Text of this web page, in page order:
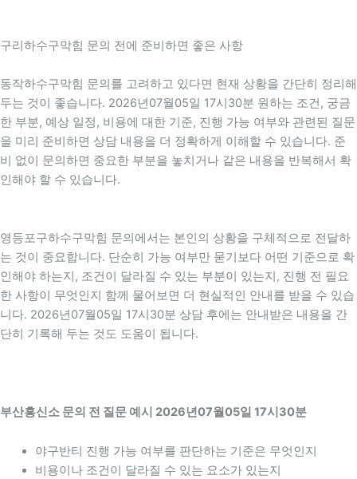
구리하수구막힘 문의 전에 준비하면 좋은 사항
동작하수구막힘 문의를 고려하고 있다면 현재 상황을 간단히 정리해
두는 것이 좋습니다. 2026년07월05일 17시30분 원하는 조건, 궁금
한 부분, 예상 일정, 비용에 대한 기준, 진행 가능 여부와 관련된 질문
을 미리 준비하면 상담 내용을 더 정확하게 이해할 수 있습니다. 준
비 없이 문의하면 중요한 부분을 놓치거나 같은 내용을 반복해서 확
인해야 할 수 있습니다.
영등포구하수구막힘 문의에서는 본인의 상황을 구체적으로 전달하
는 것이 중요합니다. 단순히 가능 여부만 묻기보다 어떤 기준으로 확
인해야 하는지, 조건이 달라질 수 있는 부분이 있는지, 진행 전 필요
한 사항이 무엇인지 함께 물어보면 더 현실적인 안내를 받을 수 있습
니다. 2026년07월05일 17시30분 상담 후에는 안내받은 내용을 간
단히 기록해 두는 것도 도움이 됩니다.
부산흥신소 문의 전 질문 예시 2026년07월05일 17시30분
야구반티 진행 가능 여부를 판단하는 기준은 무엇인지
비용이나 조건이 달라질 수 있는 요소가 있는지